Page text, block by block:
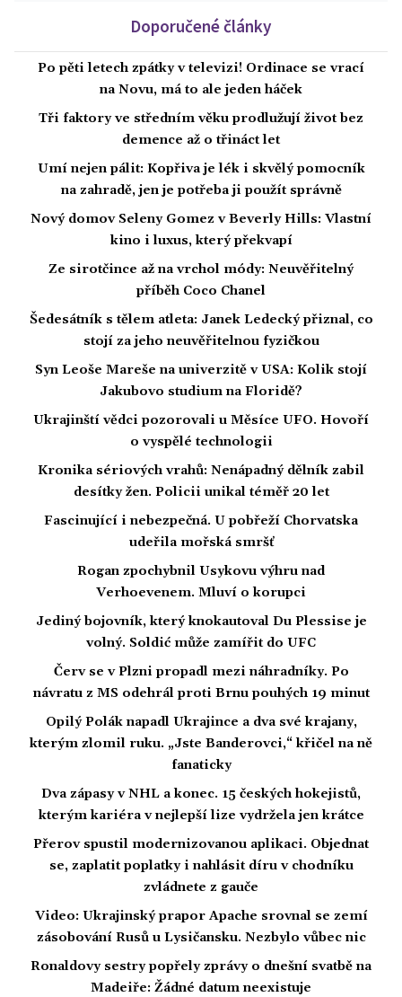
Doporučené články
Po pěti letech zpátky v televizi! Ordinace se vrací
na Novu, má to ale jeden háček
Tři faktory ve středním věku prodlužují život bez
demence až o třináct let
Umí nejen pálit: Kopřiva je lék i skvělý pomocník
na zahradě, jen je potřeba ji použít správně
Nový domov Seleny Gomez v Beverly Hills: Vlastní
kino i luxus, který překvapí
Ze sirotčince až na vrchol módy: Neuvěřitelný
příběh Coco Chanel
Šedesátník s tělem atleta: Janek Ledecký přiznal, co
stojí za jeho neuvěřitelnou fyzičkou
Syn Leoše Mareše na univerzitě v USA: Kolik stojí
Jakubovo studium na Floridě?
Ukrajinští vědci pozorovali u Měsíce UFO. Hovoří
o vyspělé technologii
Kronika sériových vrahů: Nenápadný dělník zabil
desítky žen. Policii unikal téměř 20 let
Fascinující i nebezpečná. U pobřeží Chorvatska
udeřila mořská smršť
Rogan zpochybnil Usykovu výhru nad
Verhoevenem. Mluví o korupci
Jediný bojovník, který knokautoval Du Plessise je
volný. Soldić může zamířit do UFC
Červ se v Plzni propadl mezi náhradníky. Po
návratu z MS odehrál proti Brnu pouhých 19 minut
Opilý Polák napadl Ukrajince a dva své krajany,
kterým zlomil ruku. „Jste Banderovci,“ křičel na ně
fanaticky
Dva zápasy v NHL a konec. 15 českých hokejistů,
kterým kariéra v nejlepší lize vydržela jen krátce
Přerov spustil modernizovanou aplikaci. Objednat
se, zaplatit poplatky i nahlásit díru v chodníku
zvládnete z gauče
Video: Ukrajinský prapor Apache srovnal se zemí
zásobování Rusů u Lysičansku. Nezbylo vůbec nic
Ronaldovy sestry popřely zprávy o dnešní svatbě na
Madeiře: Žádné datum neexistuje